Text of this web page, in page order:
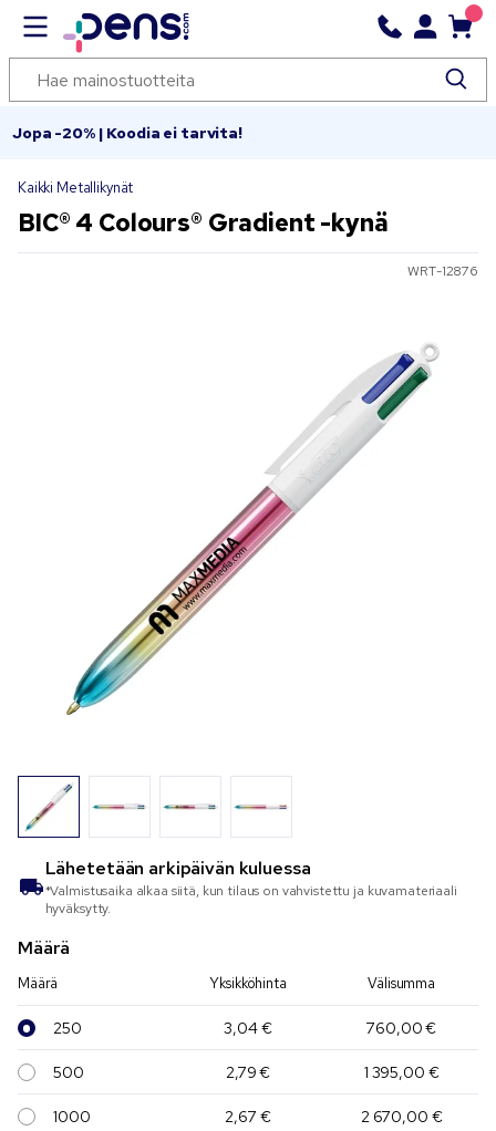
Jopa -20% | Koodia ei tarvita!
Kaikki Metallikynät
BIC® 4 Colours® Gradient -kynä
WRT-12876
Lähetetään arkipäivän kuluessa
*Valmistusaika alkaa siitä, kun tilaus on vahvistettu ja kuvamateriaali
hyväksytty.
Määrä
Määrä Yksikköhinta Välisumma
250 3,04 € 760,00 €
500 2,79 € 1 395,00 €
1000 2,67 € 2 670,00 €